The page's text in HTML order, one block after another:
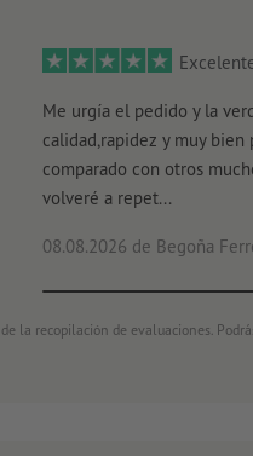
Me urgía el pedido y la
calidad,rapidez y muy bien
comparado con otros
volveré a repet...
08.08.2026 de Begoña
la recopilación de evaluaciones.